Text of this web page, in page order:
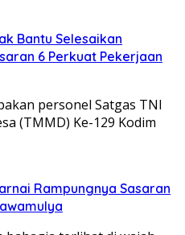
Bantu Selesaikan
6 Perkuat Pekerjaan
personel Satgas TNI
(TMMD) Ke-129 Kodim
Rampungnya Sasaran